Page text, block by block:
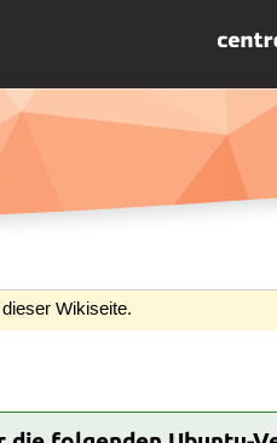
Wikiseite.